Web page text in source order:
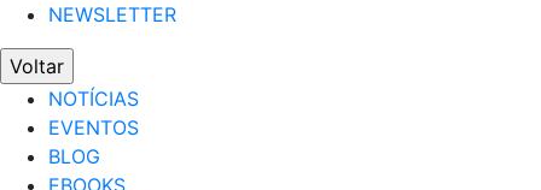
NEWSLETTER
Voltar
NOTÍCIAS
EVENTOS
BLOG